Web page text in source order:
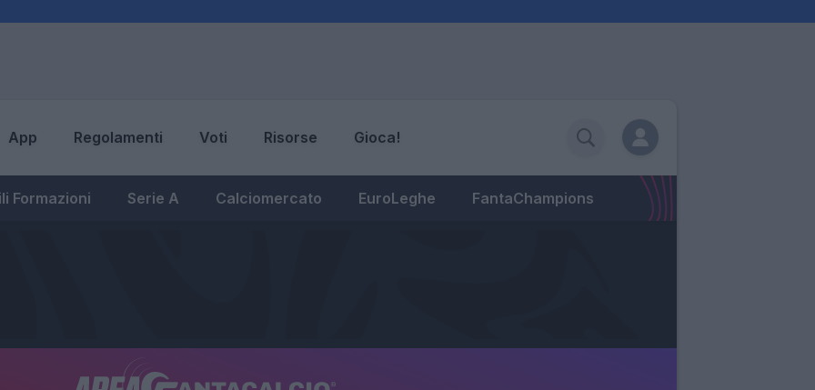
App Regolamenti Voti Risorse Gioca!
Formazioni Serie A Calciomercato EuroLeghe FantaChampions